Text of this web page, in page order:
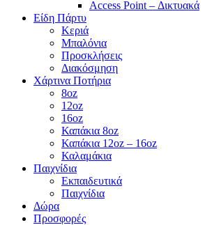
Access Point – Δικτυακά
Είδη Πάρτυ
Κεριά
Μπαλόνια
Προσκλήσεις
Διακόσμηση
Χάρτινα Ποτήρια
8oz
12oz
16oz
Καπάκια 8oz
Καπάκια 12oz – 16oz
Καλαμάκια
Παιχνίδια
Εκπαιδευτικά
Παιχνίδια
Δώρα
Προσφορές